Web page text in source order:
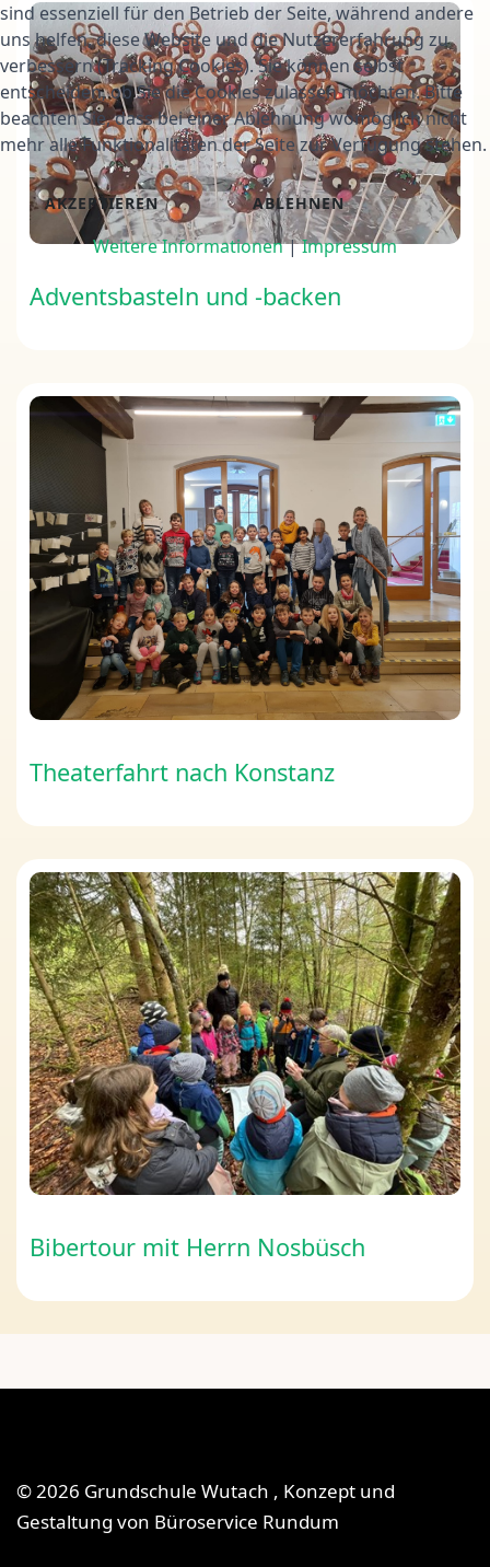
Adventsbasteln und -backen
Theaterfahrt nach Konstanz
Bibertour mit Herrn Nosbüsch
© 2026 Grundschule Wutach , Konzept und
Gestaltung von Büroservice Rundum
sind essenziell für den Betrieb der Seite, während andere
uns helfen, diese Website und die Nutzererfahrung zu
verbessern (Tracking Cookies). Sie können selbst
entscheiden, ob Sie die Cookies zulassen möchten. Bitte
beachten Sie, dass bei einer Ablehnung womöglich nicht
mehr alle Funktionalitäten der Seite zur Verfügung stehen.
AKZEPTIEREN ABLEHNEN
Weitere Informationen|Impressum